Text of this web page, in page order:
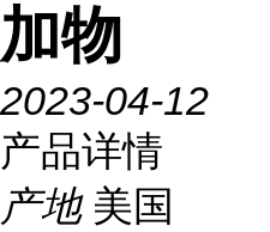
加物
2023-04-12
产品详情
产地 美国